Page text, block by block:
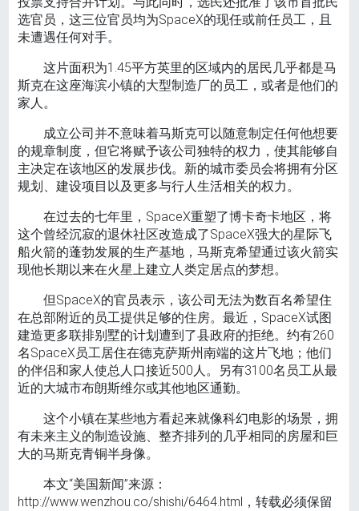
选官员，这三位官员均为SpaceX的现任或前任员工，且
未遭遇任何对手。
这片面积为1.45平方英里的区域内的居民几乎都是马
斯克在这座海滨小镇的大型制造厂的员工，或者是他们的
家人。
成立公司并不意味着马斯克可以随意制定任何他想要
的规章制度，但它将赋予该公司独特的权力，使其能够自
主决定在该地区的发展步伐。新的城市委员会将拥有分区
规划、建设项目以及更多与行人生活相关的权力。
在过去的七年里，SpaceX重塑了博卡奇卡地区，将
这个曾经沉寂的退休社区改造成了SpaceX强大的星际飞
船火箭的蓬勃发展的生产基地，马斯克希望通过该火箭实
现他长期以来在火星上建立人类定居点的梦想。
但SpaceX的官员表示，该公司无法为数百名希望住
在总部附近的员工提供足够的住房。最近，SpaceX试图
建造更多联排别墅的计划遭到了县政府的拒绝。约有260
名SpaceX员工居住在德克萨斯州南端的这片飞地；他们
的伴侣和家人使总人口接近500人。另有3100名员工从最
近的大城市布朗斯维尔或其他地区通勤。
这个小镇在某些地方看起来就像科幻电影的场景，拥
有未来主义的制造设施、整齐排列的几乎相同的房屋和巨
大的马斯克青铜半身像。
本文“美国新闻”来源：
http://www.wenzhou.co/shishi/6464.html，转载必须保留